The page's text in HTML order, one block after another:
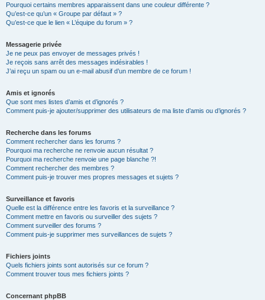
Pourquoi certains membres apparaissent dans une couleur différente ?
Qu’est-ce qu’un « Groupe par défaut » ?
Qu’est-ce que le lien « L’équipe du forum » ?
Messagerie privée
Je ne peux pas envoyer de messages privés !
Je reçois sans arrêt des messages indésirables !
J’ai reçu un spam ou un e-mail abusif d’un membre de ce forum !
Amis et ignorés
Que sont mes listes d’amis et d’ignorés ?
Comment puis-je ajouter/supprimer des utilisateurs de ma liste d’amis ou d’ignorés ?
Recherche dans les forums
Comment rechercher dans les forums ?
Pourquoi ma recherche ne renvoie aucun résultat ?
Pourquoi ma recherche renvoie une page blanche ?!
Comment rechercher des membres ?
Comment puis-je trouver mes propres messages et sujets ?
Surveillance et favoris
Quelle est la différence entre les favoris et la surveillance ?
Comment mettre en favoris ou surveiller des sujets ?
Comment surveiller des forums ?
Comment puis-je supprimer mes surveillances de sujets ?
Fichiers joints
Quels fichiers joints sont autorisés sur ce forum ?
Comment trouver tous mes fichiers joints ?
Concernant phpBB